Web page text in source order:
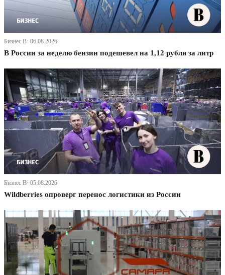
Бизнес В· 06.08.2026
В России за неделю бензин подешевел на 1,12 рубля за литр
Бизнес В· 05.08.2026
Wildberries опроверг перенос логистики из России